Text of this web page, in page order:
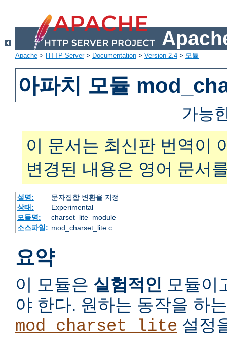
Apache > HTTP Server> Documentation > Version 2.4 > 모듈
아파치 모듈
가능
이 문서는 최신판 번역이
변경된 내용은 영어 문서
설명:
문자집합 변환을 지정
상태:
Experimental
모듈명:
charset_lite_module
소스파일: mod_charset_lite.c
요약
이 모듈은 실험적인 모듈이
야 한다. 원하는 동작을 하
mod_charset_lite 설정